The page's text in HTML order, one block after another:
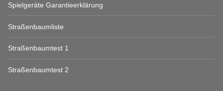
Spielgeräte Garantieerklärung
Straßenbaumliste
Straßenbaumtest 1
Straßenbaumtest 2